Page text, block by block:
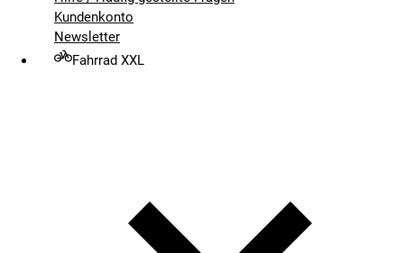
Kundenkonto
Newsletter
Fahrrad XXL